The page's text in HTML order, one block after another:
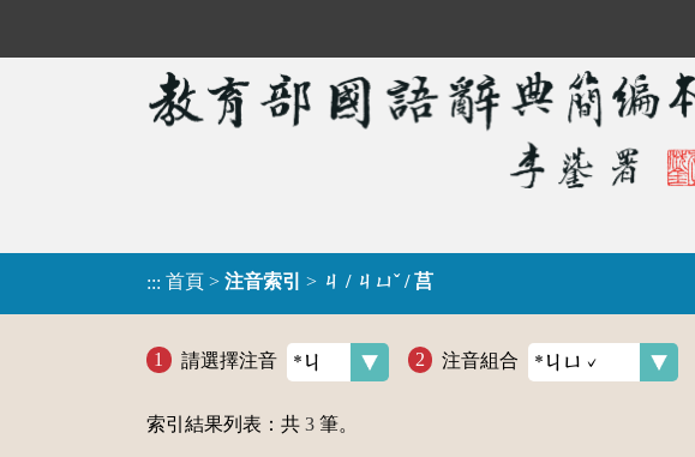
::: 首頁 > 注音索引 > ㄐ / ㄐㄩˇ / 莒
請選擇注音 注音組合
索引結果列表：共 3 筆。